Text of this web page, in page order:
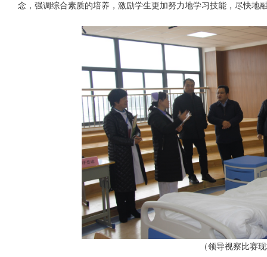
念，强调综合素质的培养，激励学生更加努力地学习技能，尽快地
（领导视察比赛